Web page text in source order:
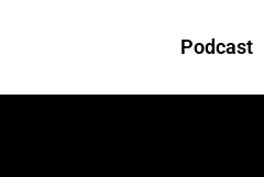
Podcast